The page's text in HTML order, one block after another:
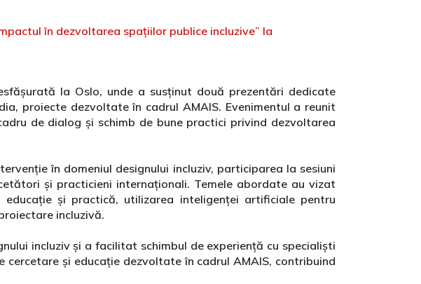
în dezvoltarea spațiilor publice incluzive” la
la Oslo, unde a susținut două prezentări dedicate
proiecte dezvoltate în cadrul AMAIS. Evenimentul a reunit
de dialog și schimb de bune practici privind dezvoltarea
în domeniul designului incluziv, participarea la sesiuni
și practicieni internaționali. Temele abordate au vizat
și practică, utilizarea inteligenței artificiale pentru
incluzivă.
incluziv și a facilitat schimbul de experiență cu specialiști
și educație dezvoltate în cadrul AMAIS, contribuind